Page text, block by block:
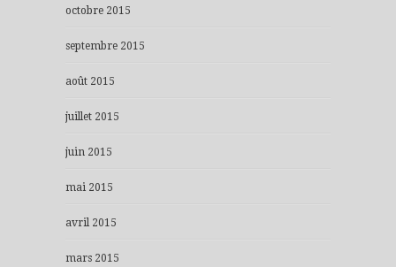
octobre 2015
septembre 2015
août 2015
juillet 2015
juin 2015
mai 2015
avril 2015
mars 2015